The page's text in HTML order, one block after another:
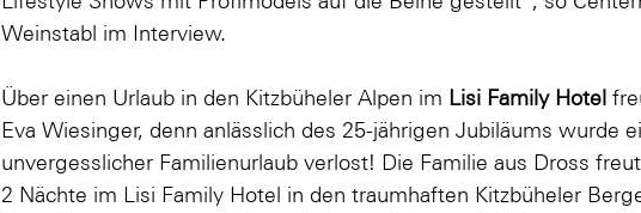
Weinstabl im Interview.
Über einen Urlaub in den Kitzbüheler Alpen im Lisi Family Hotel
Eva Wiesinger, denn anlässlich des 25-jährigen Jubiläums wurde
unvergesslicher Familienurlaub verlost! Die Familie aus Dross
2 Nächte im Lisi Family Hotel in den traumhaften Kitzbüheler